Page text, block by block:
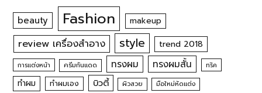
beauty Fashion makeup
review เครื่องสำอาง style trend 2018
การแต่งหน้า ครีมกันแดด ทรงผม ทรงผมสั้น